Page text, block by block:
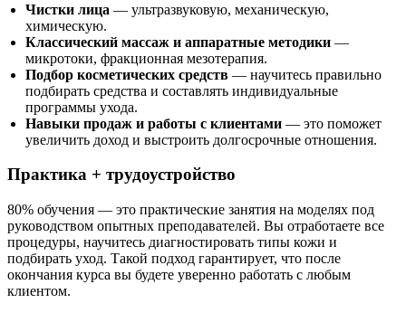
Чистки лица — ультразвуковую, механическую,
химическую.
Классический массаж и аппаратные методики —
микротоки, фракционная мезотерапия.
Подбор косметических средств — научитесь правильно
подбирать средства и составлять индивидуальные
программы ухода.
Навыки продаж и работы с клиентами — это поможет
увеличить доход и выстроить долгосрочные отношения.
Практика + трудоустройство
80% обучения — это практические занятия на моделях под
руководством опытных преподавателей. Вы отработаете все
процедуры, научитесь диагностировать типы кожи и
подбирать уход. Такой подход гарантирует, что после
окончания курса вы будете уверенно работать с любым
клиентом.